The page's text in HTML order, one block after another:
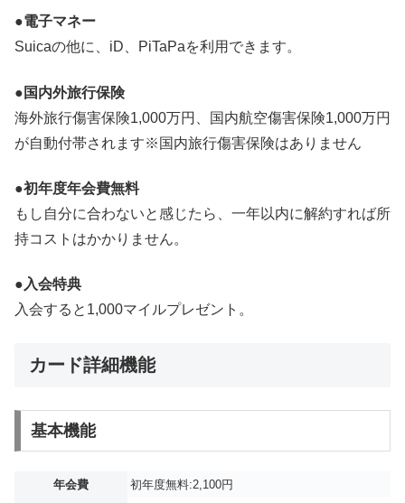
●電子マネー
Suicaの他に、iD、PiTaPaを利用できます。
●国内外旅行保険
海外旅行傷害保険1,000万円、国内航空傷害保険1,000万円
が自動付帯されます※国内旅行傷害保険はありません
●初年度年会費無料
もし自分に合わないと感じたら、一年以内に解約すれば所
持コストはかかりません。
●入会特典
入会すると1,000マイルプレゼント。
カード詳細機能
基本機能
年会費
初年度無料:2,100円